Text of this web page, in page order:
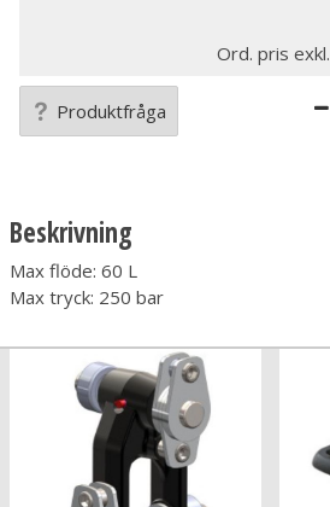
Ord. pris exkl.
Produktfråga
Beskrivning
Max flöde: 60 L
Max tryck: 250 bar